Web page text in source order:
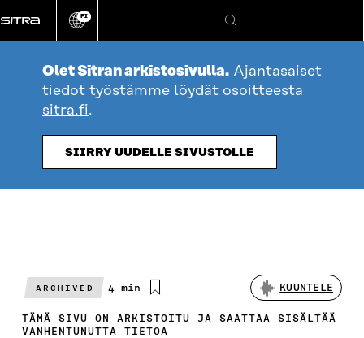
suoraan
sisältöön
Vaihda
kieli
FI
Hae
Olet Sitran arkistosivulla. Ajantasaiset
tiedot työstämme löydät osoitteesta
sitra.fi.
SIIRRY UUDELLE SIVUSTOLLE
ARCHIVED
Arvioitu
4 min KUUNTELE
TÄMÄ SIVU ON ARKISTOITU JA SAATTAA SISÄLTÄÄ
VANHENTUNUTTA TIETOA